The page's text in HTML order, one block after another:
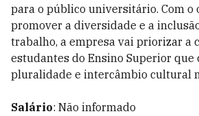
para o público universitário. Com o
promover a diversidade e a
trabalho, a empresa vai priorizar a
estudantes do Ensino Superior
pluralidade e intercâmbio cultural
Salário: Não informado